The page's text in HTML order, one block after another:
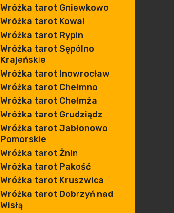
Wróżka tarot Gniewkowo
Wróżka tarot Kowal
Wróżka tarot Rypin
Wróżka tarot Sępólno
Krajeńskie
Wróżka tarot Inowrocław
Wróżka tarot Chełmno
Wróżka tarot Chełmża
Wróżka tarot Grudziądz
Wróżka tarot Jabłonowo
Pomorskie
Wróżka tarot Żnin
Wróżka tarot Pakość
Wróżka tarot Kruszwica
Wróżka tarot Dobrzyń nad
Wisłą